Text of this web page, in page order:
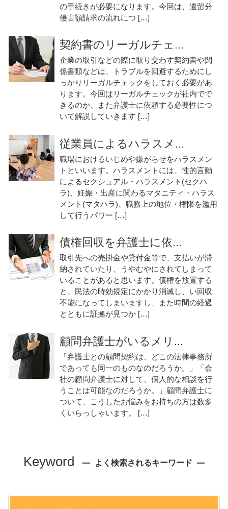
の手続きが必要になります。今回は、遺留分
侵害額請求の流れにつ […]
契約書のリーガルチェ...
企業の取引などの際に取り交わす契約書や関
係書類などは、トラブルを回避するためにし
っかりリーガルチェックをしておく必要があ
ります。今回はリーガルチェックが社内でで
きるのか、また弁護士に依頼する必要性につ
いて解説していきます […]
従業員によるハラスメ...
職場におけるいじめや嫌がらせをハラスメン
トといいます。ハラスメントには、性的言動
によるセクシュアル・ハラスメント(セクハ
ラ)、妊娠・出産に関わるマタニティ・ハラス
メント(マタハラ)、職務上の地位・権限を濫用
して行うパワー […]
債権回収を弁護士に依...
取引先への売掛金や貸付金等で、支払いが滞
納されていたり、うやむやにされてしまって
いることがあると思います。債権を放置する
と、民法の時効規定にかかり消滅し、い回収
不能になってしまいますし、また時間の経過
とともに証拠が見つか […]
顧問弁護士がいるメリ...
「弁護士との顧問契約は、どこの法律事務所
であっても同一のものなのだろうか。」「会
社の顧問弁護士に対して、個人的な相談を行
うことは可能なのだろうか。」顧問弁護士に
ついて、こうしたお悩みをお持ちの方は数多
くいらっしゃいます。 […]
Keyword よく検索されるキーワード